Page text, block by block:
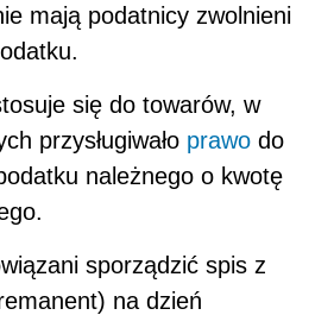
mają podatnicy zwolnieni
się do towarów, w
przysługiwało prawo do
należnego o kwotę
sporządzić spis z
na dzień